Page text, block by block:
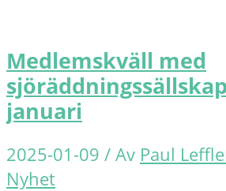
för
nya
och
gamla
kappseglingsregler
Medlemskväll med
januari
2025-01-09 / Av Paul
Nyhet